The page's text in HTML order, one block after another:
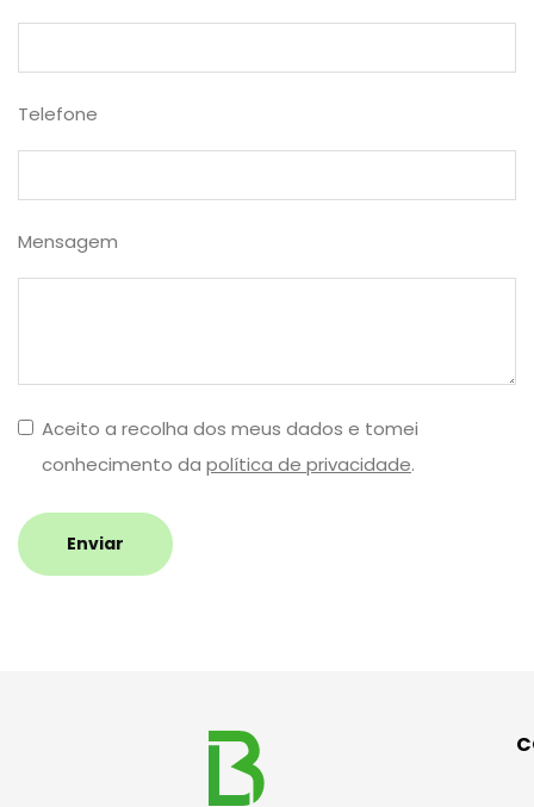
Telefone
Mensagem
Aceito a recolha dos meus dados e tomei
conhecimento da política de privacidade.
Enviar